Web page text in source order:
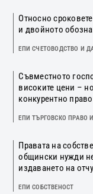
Относно
и двойното
ЕПИ СЧЕТОВОДСТВО И
Съвместното
високите цени –
конкурентно право
ЕПИ ТЪРГОВСКО ПРАВО
Правата на
общински нужди
издаването на
ЕПИ СОБСТВЕНОСТ